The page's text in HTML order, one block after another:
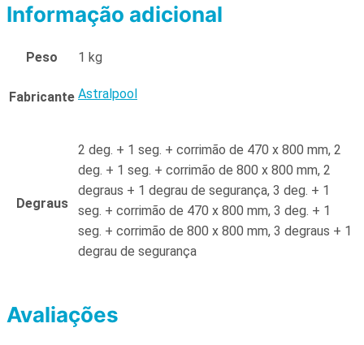
Informação adicional
Peso 1 kg
Fabricante Astralpool
Degraus
2 deg. + 1 seg. + corrimão de 470 x 800 mm, 2
deg. + 1 seg. + corrimão de 800 x 800 mm, 2
degraus + 1 degrau de segurança, 3 deg. + 1
seg. + corrimão de 470 x 800 mm, 3 deg. + 1
seg. + corrimão de 800 x 800 mm, 3 degraus + 1
degrau de segurança
Avaliações